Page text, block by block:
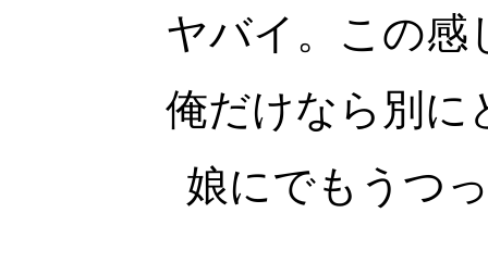
ヤバイ。この感
俺だけなら別に
娘にでもうつ